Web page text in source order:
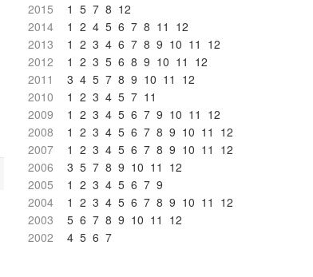
2015
1 5 7 8 12
2014
1 2 4 5 6 7 8 11 12
2013
1 2 3 4 6 7 8 9 10 11 12
2012
1 2 3 5 6 8 9 10 11 12
2011
3 4 5 7 8 9 10 11 12
2010
1 2 3 4 5 7 11
2009
1 2 3 4 5 6 7 9 10 11 12
2008
1 2 3 4 5 6 7 8 9 10 11 12
2007
1 2 3 4 5 6 7 8 9 10 11 12
2006
3 5 7 8 9 10 11 12
2005
1 2 3 4 5 6 7 9
2004
1 2 3 4 5 6 7 8 9 10 11 12
2003
5 6 7 8 9 10 11 12
2002
4 5 6 7